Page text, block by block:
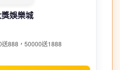
娛樂城
888，50000送1888